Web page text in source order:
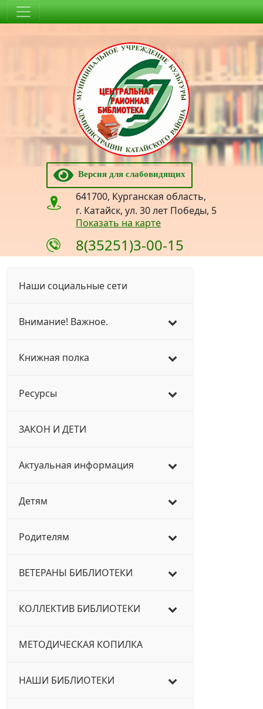
Версия для слабовидящих
641700, Курганская область,
г. Катайск, ул. 30 лет Победы, 5
Показать на карте
8(35251)3-00-15
Наши социальные сети
Внимание! Важное.
Книжная полка
Ресурсы
ЗАКОН И ДЕТИ
Актуальная информация
Детям
Родителям
ВЕТЕРАНЫ БИБЛИОТЕКИ
КОЛЛЕКТИВ БИБЛИОТЕКИ
МЕТОДИЧЕСКАЯ КОПИЛКА
НАШИ БИБЛИОТЕКИ